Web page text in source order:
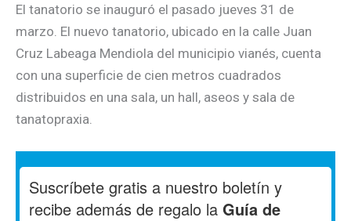
El tanatorio se inauguró el pasado jueves 31 de
marzo. El nuevo tanatorio, ubicado en la calle Juan
Cruz Labeaga Mendiola del municipio vianés, cuenta
con una superficie de cien metros cuadrados
distribuidos en una sala, un hall, aseos y sala de
tanatopraxia.